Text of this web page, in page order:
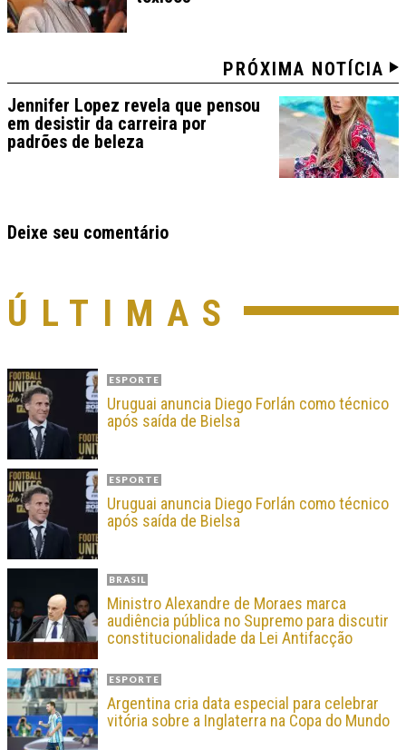
PRÓXIMA NOTÍCIA
Jennifer Lopez revela que pensou
em desistir da carreira por
padrões de beleza
Deixe seu comentário
ÚLTIMAS
ESPORTE
Uruguai anuncia Diego Forlán como técnico
após saída de Bielsa
ESPORTE
Uruguai anuncia Diego Forlán como técnico
após saída de Bielsa
BRASIL
Ministro Alexandre de Moraes marca
audiência pública no Supremo para discutir
constitucionalidade da Lei Antifacção
ESPORTE
Argentina cria data especial para celebrar
vitória sobre a Inglaterra na Copa do Mundo